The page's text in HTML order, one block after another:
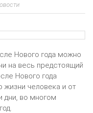
Нового года можно
на весь предстоящий
Нового года
человека и от
дни, во многом